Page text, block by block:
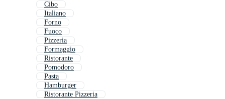
Cibo
Italiano
Forno
Fuoco
Pizzeria
Formaggio
Ristorante
Pomodoro
Pasta
Hamburger
Ristorante Pizzeria